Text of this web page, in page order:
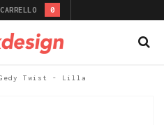
CARRELLO 0
Gedy Twist - Lilla